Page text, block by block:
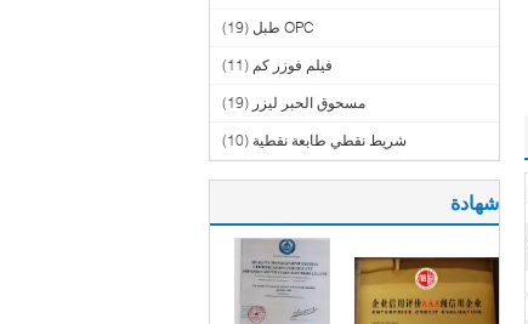
OPC طبل (19)
فيلم فوزر كم (11)
مسحوق الحبر ليزر (19)
شريط نقطي طابعة نقطية (10)
شهادة